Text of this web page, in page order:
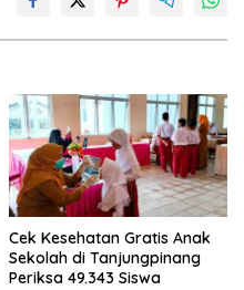
Cek Kesehatan Gratis Anak
Sekolah di Tanjungpinang
Periksa 49.343 Siswa